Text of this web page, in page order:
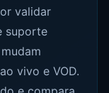
validar
suporte
vivo e VOD.